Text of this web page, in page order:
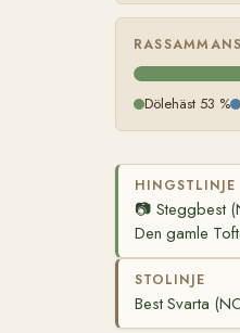
Dölehäst 53 %
HINGSTLINJE
📷 Steggbest
Den gamle
STOLINJE
Best Svarta